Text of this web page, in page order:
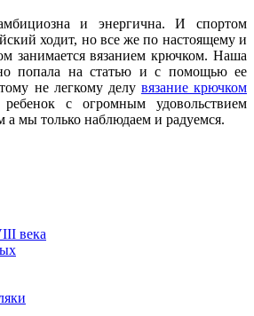
и энергична. И спортом
ходит, но все же по настоящему и
занимается вязанием крючком. Наша
попала на статью и с помощью ее
не легкому делу вязание крючком
с огромным удовольствием
а мы только наблюдаем и радуемся.
века